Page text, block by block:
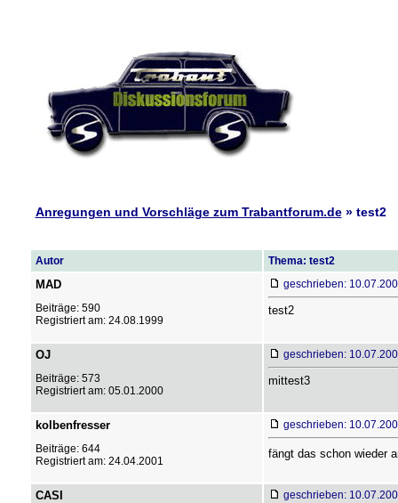
Anregungen und Vorschläge zum Trabantforum.de» test2
Autor Thema: test2
MAD
Beiträge: 590
Registriert am: 24.08.1999
geschrieben:
test2
OJ
Beiträge: 573
Registriert am: 05.01.2000
geschrieben:
mittest3
kolbenfresser
Beiträge: 644
Registriert am: 24.04.2001
geschrieben:
fängt das schon wieder
CASI geschrieben: